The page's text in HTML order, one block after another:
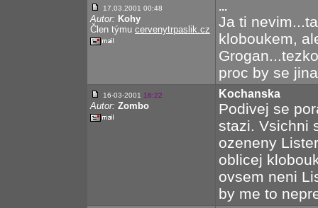
17.03.2001 00:48
Autor: Kohy
Člen týmu cervenytrpaslik.cz
...
Ja ti
kloboukem,
proc by se
16-03-2001 16:22
Autor: Zombo
Kochanska
Podivej se
stazi. Vsichni
ozeneny
oblicej
ovsem neni
by me to